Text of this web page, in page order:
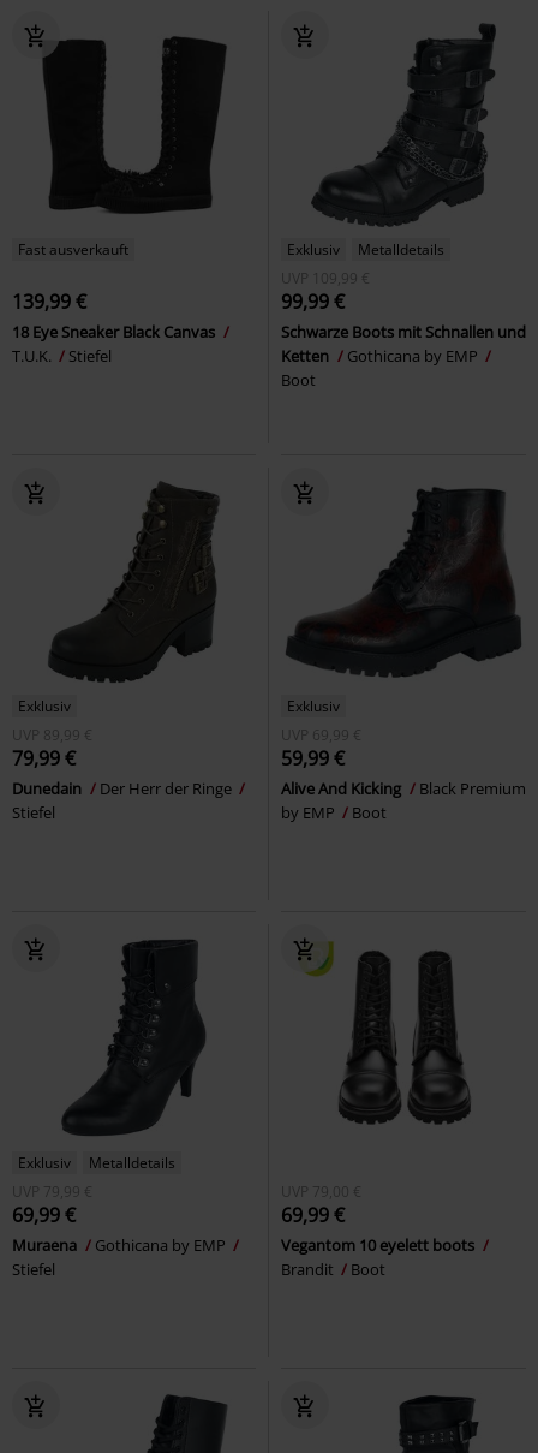
Fast ausverkauft
139,99 €
18 Eye Sneaker Black Canvas
T.U.K.
Stiefel
Exklusiv
Metalldetails
UVP
109,99 €
99,99 €
Schwarze Boots mit Schnallen und
Ketten
Gothicana by EMP
Boot
Exklusiv
UVP
89,99 €
79,99 €
Dunedain
Der Herr der Ringe
Stiefel
Exklusiv
UVP
69,99 €
59,99 €
Alive And Kicking
Black Premium
by EMP
Boot
Exklusiv
Metalldetails
UVP
79,99 €
69,99 €
Muraena
Gothicana by EMP
Stiefel
UVP 79,00 €
69,99 €
Vegantom 10 eyelett boots
Brandit
Boot